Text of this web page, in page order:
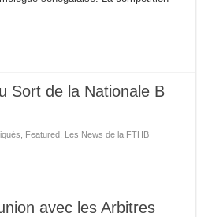
Sort de la Nationale B
Featured Les News de la FTHB
avec les Arbitres